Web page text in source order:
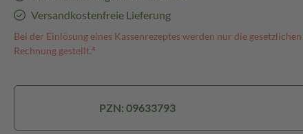
Versandkostenfreie Lieferung
Bei der Einlösung eines Kassenrezeptes werden nur die
Rechnung gestellt.⁴
PZN: 09633793